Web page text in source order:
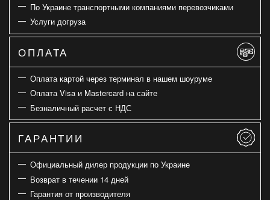
По Украине транспортными компаниями перевозчиками
Услуги догруза
ОПЛАТА
Оплата картой через терминал в нашем шоуруме
Оплата Visa и Mastercard на сайте
Безналичный расчет с НДС
ГАРАНТИИ
Официальный дилер продукции по Украине
Возврат в течении 14 дней
Гарантия от производителя